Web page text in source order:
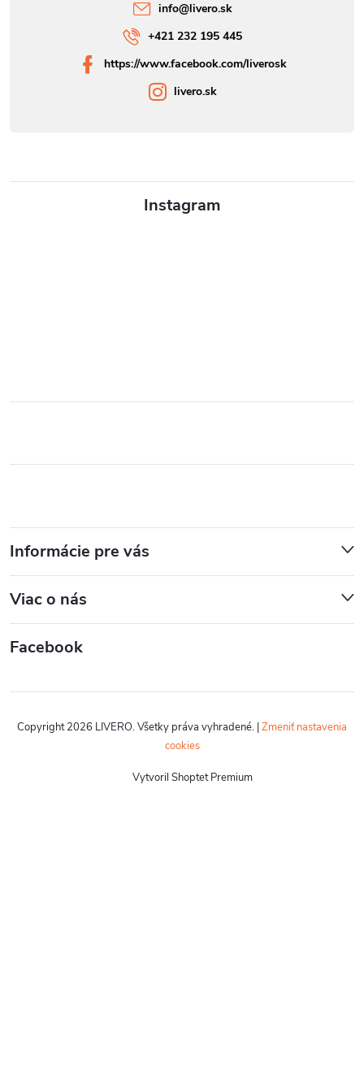
Instagram
Informácie pre vás
Viac o nás
Facebook
info@livero.sk
+421 232 195 445
https://www.facebook.com/liverosk
livero.sk
Vytvoril Shoptet Premium
Copyright 2026 LIVERO. Všetky práva vyhradené. |Zmeniť nastavenia
cookies